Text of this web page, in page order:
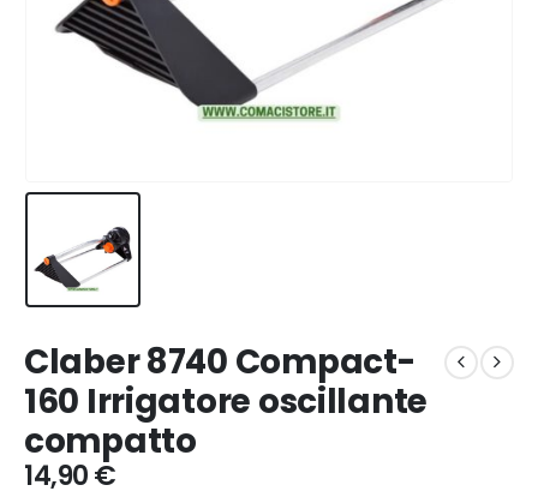
Claber 8740 Compact-
160 Irrigatore oscillante
compatto
14,90€